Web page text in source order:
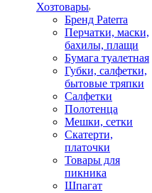
Хозтовары
Бренд Paterra
Перчатки, маски,
бахилы, плащи
Бумага туалетная
Губки, салфетки,
бытовые тряпки
Салфетки
Полотенца
Мешки, сетки
Скатерти,
платочки
Товары для
пикника
Шпагат